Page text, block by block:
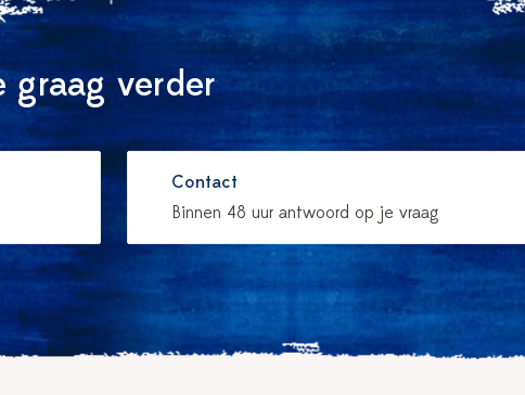
graag verder
Contact
Binnen 48 uur antwoord op je vraag